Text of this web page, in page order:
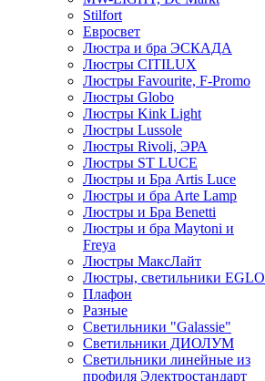
Stilfort
Евросвет
Люстра и бра ЭСКАДА
Люстры CITILUX
Люстры Favourite, F-Promo
Люстры Globo
Люстры Kink Light
Люстры Lussole
Люстры Rivoli, ЭРА
Люстры ST LUCE
Люстры и Бра Artis Luce
Люстры и бра Arte Lamp
Люстры и Бра Benetti
Люстры и бра Maytoni и
Freya
Люстры МаксЛайт
Люстры, светильники EGLO
Плафон
Разные
Светильники "Galassie"
Светильники ДИОЛУМ
Светильники линейные из
профиля Электростандарт